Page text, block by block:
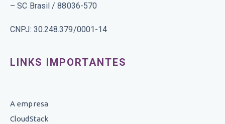
– SC Brasil / 88036-570
CNPJ: 30.248.379/0001-14
LINKS IMPORTANTES
A empresa
CloudStack